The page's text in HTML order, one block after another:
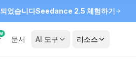
었습니다Seedance 2.5 체험하기
문서 AI 도구 리소스